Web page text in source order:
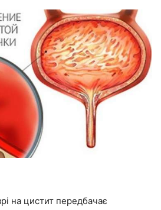
на цистит передбачає